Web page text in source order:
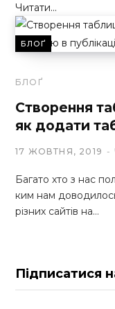
Читати...
БЛОҐ
БЛОҐ
Створення
як додати
17 ЖОВТНЯ, 2019
Багато хто з нас
ким нам
різних сайтів на…
Підписатися